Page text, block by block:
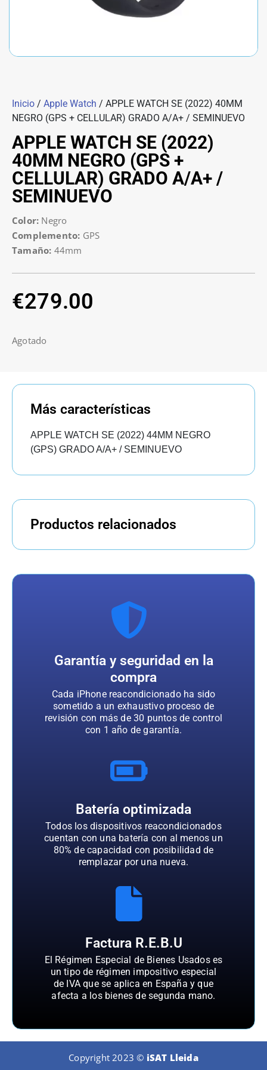
Inicio / Apple Watch / APPLE WATCH SE (2022) 40MM
NEGRO (GPS + CELLULAR) GRADO A/A+ / SEMINUEVO
APPLE WATCH SE (2022)
40MM NEGRO (GPS +
CELLULAR) GRADO A/A+ /
SEMINUEVO
Color: Negro
Complemento: GPS
Tamaño: 44mm
€279.00
Agotado
Más características
APPLE WATCH SE (2022) 44MM NEGRO
(GPS) GRADO A/A+ / SEMINUEVO
Productos relacionados
Garantía y seguridad en la
compra
Cada iPhone reacondicionado ha sido
sometido a un exhaustivo proceso de
revisión con más de 30 puntos de control
con 1 año de garantía.
Batería optimizada
Todos los dispositivos reacondicionados
cuentan con una batería con al menos un
80% de capacidad con posibilidad de
remplazar por una nueva.
Factura R.E.B.U
El Régimen Especial de Bienes Usados es
un tipo de régimen impositivo especial
de IVA que se aplica en España y que
afecta a los bienes de segunda mano.
Copyright 2023 © iSAT Lleida